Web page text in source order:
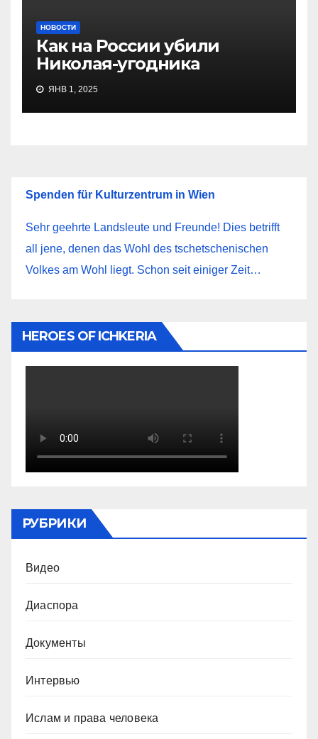
НОВОСТИ
Как на России убили
Николая-угодника
ЯНВ 1, 2025
Spenden für Kulturzentrum in Wien
Sehr geehrte Landsleute und Freunde! Dies betrifft
all jene, denen das Wohl des tschetschenischen
Volkes am Wohl liegt. Schon seit einiger Zeit…
HEROES OF ICHKERIA
РУБРИКИ
Видео
Диаспора
Документы
Интервью
Ислам и права человека